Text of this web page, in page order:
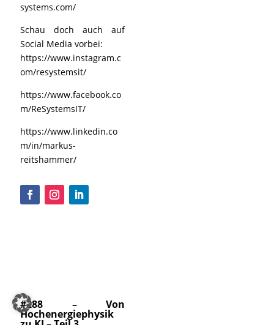
systems.com/
Schau doch auch auf
Social Media vorbei:
https://www.instagram.c
om/resystemsit/
https://www.facebook.co
m/ReSystemsIT/
https://www.linkedin.co
m/in/markus-
reitshammer/
#288 – Von
Hochenergiephysik